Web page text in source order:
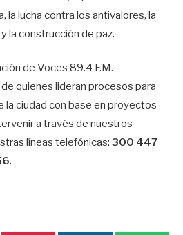
la lucha contra los antivalores, la
la construcción de paz.
de Voces 89.4 F.M.
quienes lideran procesos para
la ciudad con base en proyectos
a través de nuestros
líneas telefónicas: 300 447
.